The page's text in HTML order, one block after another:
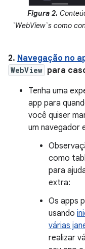
Figura 2.
`WebView`s como
2. Navegação no
WebView para
Tenha uma
app para
você quiser
um navegador
como
para
extra:
Os apps
usando
várias
realizar